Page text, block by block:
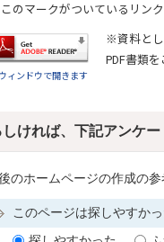
このマークがついているリン
ィンドウで開きます
※資料とし
PDF書類を